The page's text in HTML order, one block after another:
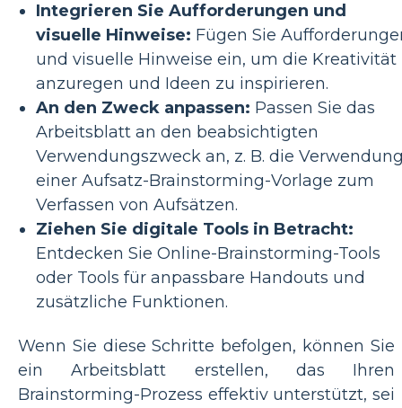
Integrieren Sie Aufforderungen und
visuelle Hinweise: Fügen Sie
und visuelle Hinweise ein, um die Kreativität
anzuregen und Ideen zu inspirieren.
An den Zweck anpassen: Passen Sie das
Arbeitsblatt an den beabsichtigten
Verwendungszweck an, z. B. die
einer Aufsatz-Brainstorming-Vorlage zum
Verfassen von Aufsätzen.
Ziehen Sie digitale Tools in Betracht:
Entdecken Sie Online-Brainstorming-Tools
oder Tools für anpassbare Handouts und
zusätzliche Funktionen.
Wenn Sie diese Schritte befolgen, können Sie
ein Arbeitsblatt erstellen, das Ihren
Brainstorming-Prozess effektiv unterstützt, sei